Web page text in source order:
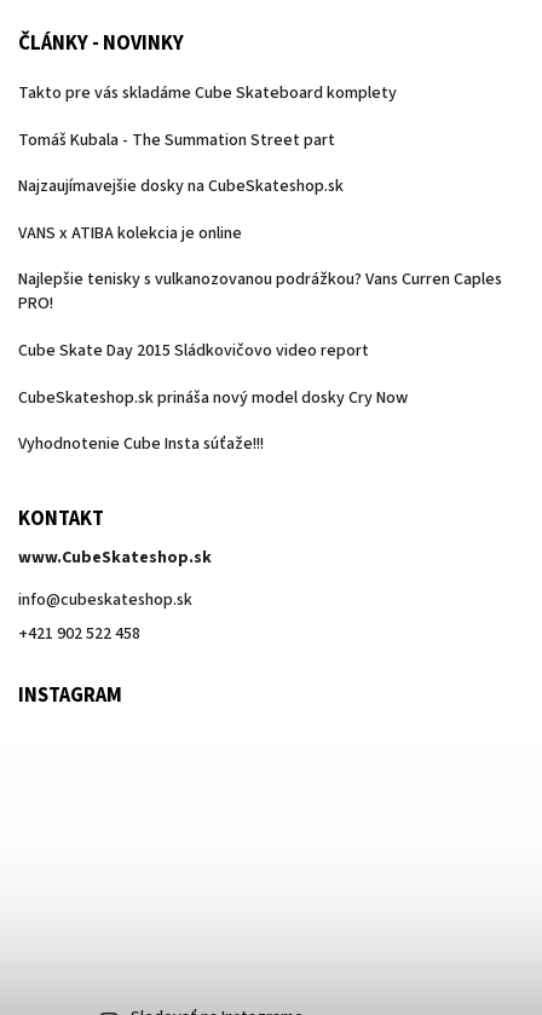
ČLÁNKY - NOVINKY
Takto pre vás skladáme Cube Skateboard komplety
Tomáš Kubala - The Summation Street part
Najzaujímavejšie dosky na CubeSkateshop.sk
VANS x ATIBA kolekcia je online
Najlepšie tenisky s vulkanozovanou podrážkou? Vans Curren Caples
PRO!
Cube Skate Day 2015 Sládkovičovo video report
CubeSkateshop.sk prináša nový model dosky Cry Now
Vyhodnotenie Cube Insta súťaže!!!
KONTAKT
www.CubeSkateshop.sk
info@cubeskateshop.sk
+421 902 522 458
INSTAGRAM